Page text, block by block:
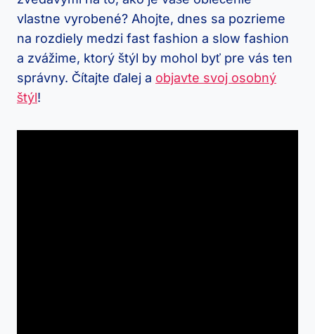
vlastne vyrobené? Ahojte, dnes sa pozrieme
na rozdiely medzi fast fashion a slow fashion
a zvážime, ktorý štýl by mohol byť pre vás ten
správny. Čítajte ďalej a objavte svoj osobný
štýl!